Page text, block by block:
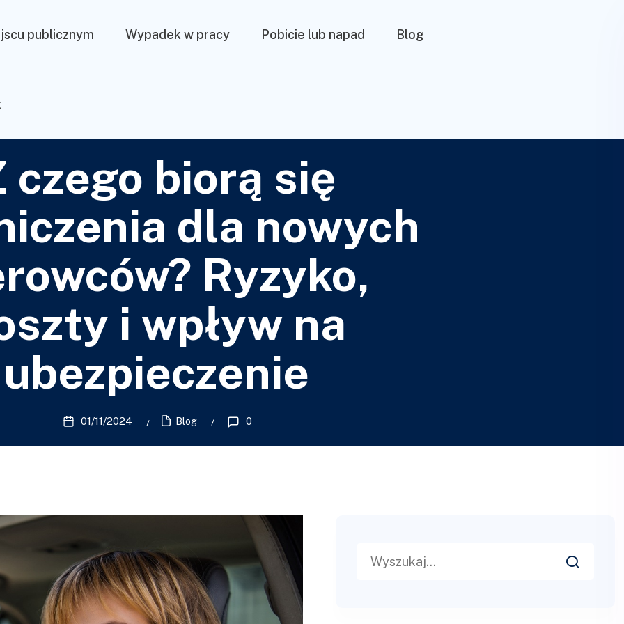
publicznym Wypadek w pracy Pobicie lub napad Blog
czego biorą się
dla nowych
Ryzyko,
i wpływ na
ubezpieczenie
01/11/2024 Blog 0